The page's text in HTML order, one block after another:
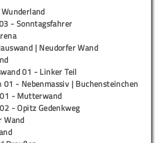
- Sonntagsfahrer
| Neudorfer Wand
01 - Linker Teil
01 - Nebenmassiv | Buchensteinchen
- Mutterwand
- Opitz Gedenkweg
Wand